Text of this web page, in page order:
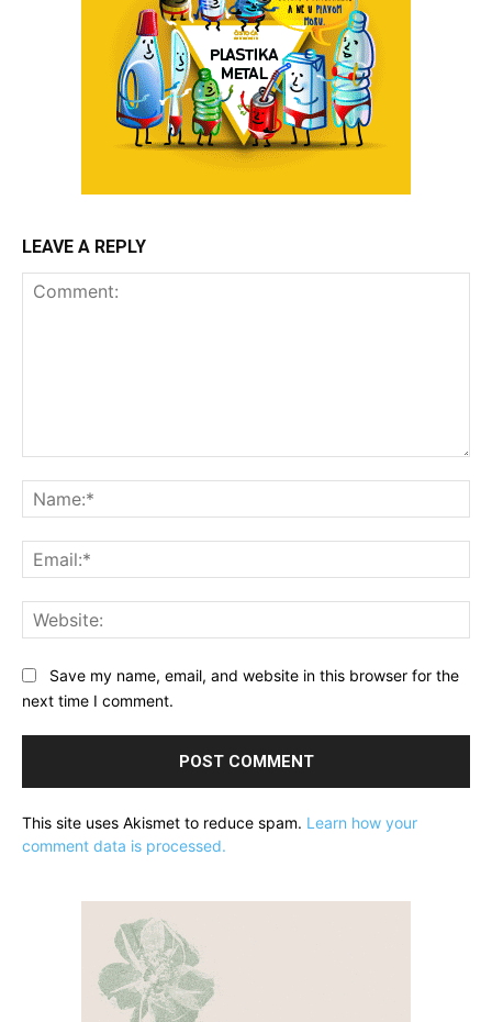
LEAVE A REPLY
Save my name, email, and website in this browser for the
next time I comment.
This site uses Akismet to reduce spam. Learn how your
comment data is processed.